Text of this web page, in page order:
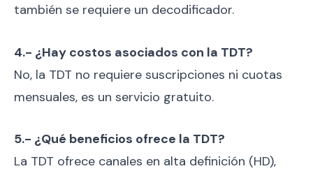
también se requiere un decodificador.
4.- ¿Hay costos asociados con la TDT?
No, la TDT no requiere suscripciones ni cuotas
mensuales, es un servicio gratuito.
5.- ¿Qué beneficios ofrece la TDT?
La TDT ofrece canales en alta definición (HD),